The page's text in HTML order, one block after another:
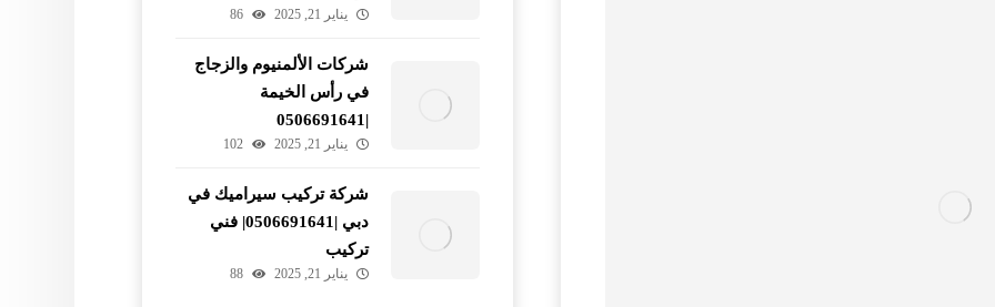
يناير 21, 2025 86
شركات الألمنيوم والزجاج
في رأس الخيمة
|0506691641
يناير 21, 2025 102
شركة تركيب سيراميك في
دبي |0506691641| فني
تركيب
يناير 21, 2025 88